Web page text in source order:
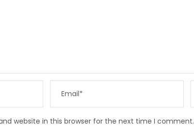
website in this browser for the next time I comment.